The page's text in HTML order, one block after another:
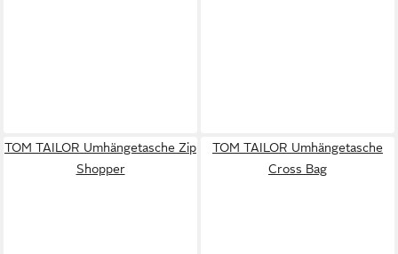
TOM TAILOR Umhängetasche Zip
Shopper
TOM TAILOR Umhängetasche
Cross Bag